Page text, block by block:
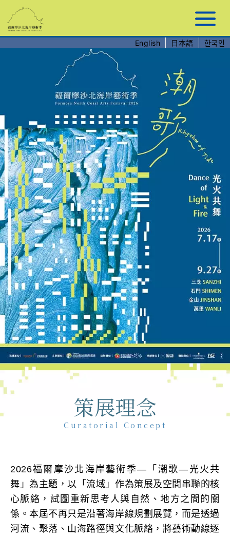
要
內
English 日本語 한국인
策展理念
Curatorial Concept
2026福爾摩沙北海岸藝術季—「潮歌—光火共
舞」為主題，以「流域」作為策展及空間串聯的核
心脈絡，試圖重新思考人與自然、地方之間的關
係。本屆不再只是沿著海岸線規劃展覽，而是透過
河流、聚落、山海路徑與文化脈絡，將藝術動線逐